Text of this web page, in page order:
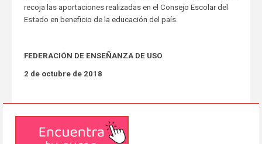
recoja las aportaciones realizadas en el Consejo Escolar del
Estado en beneficio de la educación del país.
FEDERACIÓN DE ENSEÑANZA DE USO
2 de octubre de 2018